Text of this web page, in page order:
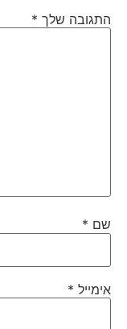
התגובה שלך *
שם *
אימייל *